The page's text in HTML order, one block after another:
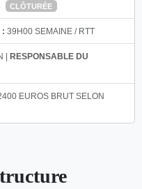
CLÔTURÉE
: 39H00 SEMAINE / RTT
| RESPONSABLE DU
EUROS BRUT SELON